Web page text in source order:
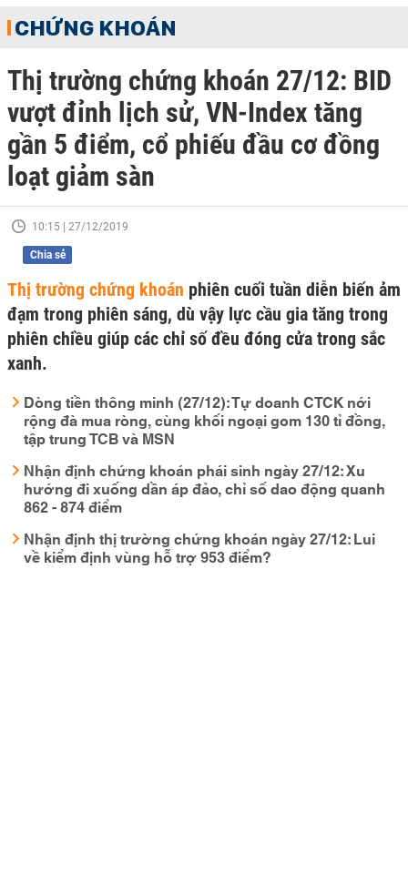
CHỨNG KHOÁN
Thị trường chứng khoán 27/12: BID
vượt đỉnh lịch sử, VN-Index tăng
gần 5 điểm, cổ phiếu đầu cơ đồng
loạt giảm sàn
10:15 | 27/12/2019
Chia sẻ
Thị trường chứng khoán phiên cuối tuần diễn biến ảm
đạm trong phiên sáng, dù vậy lực cầu gia tăng trong
phiên chiều giúp các chỉ số đều đóng cửa trong sắc
xanh.
Dòng tiền thông minh (27/12): Tự doanh CTCK nới
rộng đà mua ròng, cùng khối ngoại gom 130 tỉ đồng,
tập trung TCB và MSN
Nhận định chứng khoán phái sinh ngày 27/12: Xu
hướng đi xuống dần áp đảo, chỉ số dao động quanh
862 - 874 điểm
Nhận định thị trường chứng khoán ngày 27/12: Lui
về kiểm định vùng hỗ trợ 953 điểm?